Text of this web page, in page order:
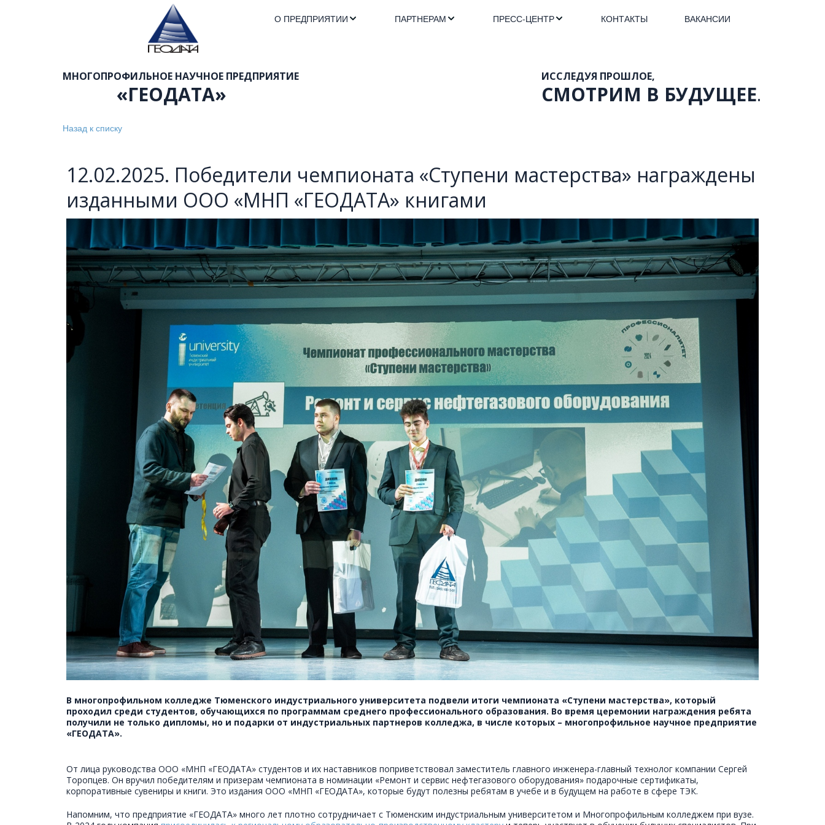
О ПРЕДПРИЯТИИ ПАРТНЕРАМ ПРЕСС-ЦЕНТР КОНТАКТЫ ВАКАНСИИ
МНОГОПРОФИЛЬНОЕ НАУЧНОЕ ПРЕДПРИЯТИЕ
«ГЕОДАТА» СМОТРИМ В БУДУЩЕЕ.
Назад к списку
12.02.2025. Победители чемпионата «Ступени мастерства» награждены
изданными ООО «МНП «ГЕОДАТА» книгами
В многопрофильном колледже Тюменского индустриального университета подвели итоги чемпионата «Ступени мастерства», который
проходил среди студентов, обучающихся по программам среднего профессионального образования. Во время церемонии награждения ребята
получили не только дипломы, но и подарки от индустриальных партнеров колледжа, в числе которых – многопрофильное научное предприятие
«ГЕОДАТА».
От лица руководства ООО «МНП «ГЕОДАТА» студентов и их наставников поприветствовал заместитель главного инженера-главный технолог компании Сергей
Торопцев. Он вручил победителям и призерам чемпионата в номинации «Ремонт и сервис нефтегазового оборудования» подарочные сертификаты,
корпоративные сувениры и книги. Это издания ООО «МНП «ГЕОДАТА», которые будут полезны ребятам в учебе и в будущем на работе в сфере ТЭК.
Напомним, что предприятие «ГЕОДАТА» много лет плотно сотрудничает с Тюменским индустриальным университетом и Многопрофильным колледжем при вузе.